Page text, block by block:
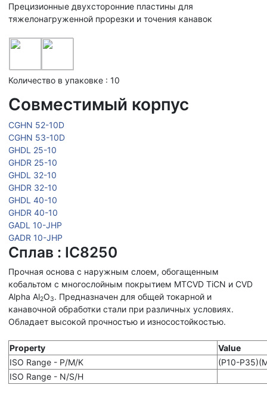
Прецизионные двухсторонние пластины для
тяжелонагруженной прорезки и точения канавок
Количество в упаковке : 10
Совместимый корпус
CGHN 52-10D
CGHN 53-10D
GHDL 25-10
GHDR 25-10
GHDL 32-10
GHDR 32-10
GHDL 40-10
GHDR 40-10
GADL 10-JHP
GADR 10-JHP
Сплав : IC8250
Прочная основа с наружным слоем, обогащенным
кобальтом с многослойным покрытием MTCVD TiCN и CVD
Alpha Al2O3. Предназначен для общей токарной и
канавочной обработки стали при различных условиях.
Обладает высокой прочностью и износостойкостью.
Property
Value
ISO Range - P/M/K
(P10-
ISO Range - N/S/H